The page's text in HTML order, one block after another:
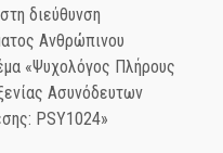
διεύθυνση
Ανθρώπινου
«Ψυχολόγος Πλήρους
Ασυνόδευτων
PSY1024»